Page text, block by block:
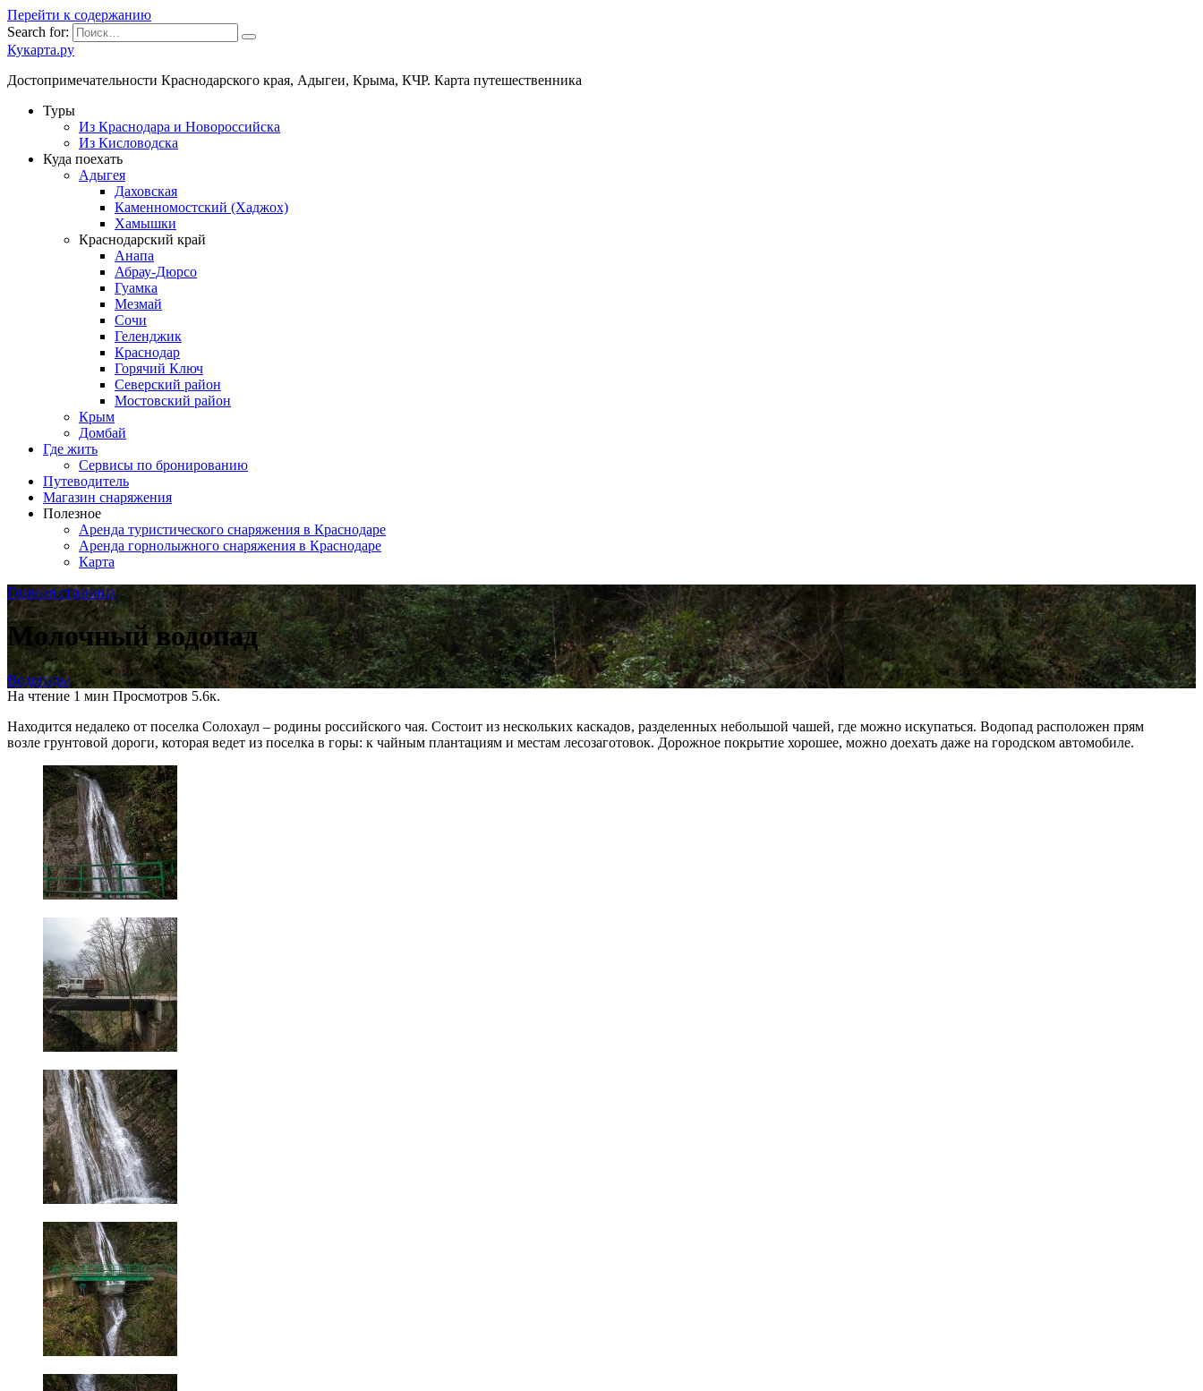
Перейти к содержанию
Search for:
Кукарта.ру
Достопримечательности Краснодарского края, Адыгеи, Крыма, КЧР. Карта путешественника
Туры
Из Краснодара и Новороссийска
Из Кисловодска
Куда поехать
Адыгея
Даховская
Каменномостский (Хаджох)
Хамышки
Краснодарский край
Анапа
Абрау-Дюрсо
Гуамка
Мезмай
Сочи
Геленджик
Краснодар
Горячий Ключ
Северский район
Мостовский район
Крым
Домбай
Где жить
Сервисы по бронированию
Путеводитель
Магазин снаряжения
Полезное
Аренда туристического снаряжения в Краснодаре
Аренда горнолыжного снаряжения в Краснодаре
Карта
Главная страница
Молочный водопад
Водопады
На чтение 1 мин Просмотров 5.6к.
Находится недалеко от поселка Солохаул – родины российского чая. Состоит из нескольких каскадов, разделенных небольшой чашей, где можно искупаться. Водопад расположен прям
возле грунтовой дороги, которая ведет из поселка в горы: к чайным плантациям и местам лесозаготовок. Дорожное покрытие хорошее, можно доехать даже на городском автомобиле.